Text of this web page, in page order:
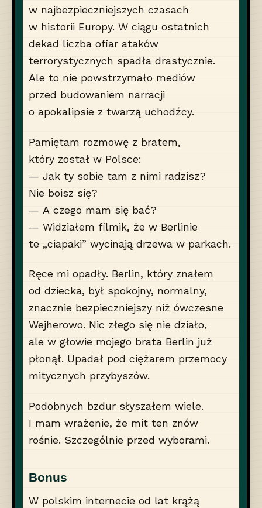
w najbezpieczniejszych czasach
w historii Europy. W ciągu ostatnich
dekad liczba ofiar ataków
terrorystycznych spadła drastycznie.
Ale to nie powstrzymało mediów
przed budowaniem narracji
o apokalipsie z twarzą uchodźcy.
Pamiętam rozmowę z bratem,
który został w Polsce:
— Jak ty sobie tam z nimi radzisz?
Nie boisz się?
— A czego mam się bać?
— Widziałem filmik, że w Berlinie
te „ciapaki” wycinają drzewa w parkach.
Ręce mi opadły. Berlin, który znałem
od dziecka, był spokojny, normalny,
znacznie bezpieczniejszy niż ówczesne
Wejherowo. Nic złego się nie działo,
ale w głowie mojego brata Berlin już
płonął. Upadał pod ciężarem przemocy
mitycznych przybyszów.
Podobnych bzdur słyszałem wiele.
I mam wrażenie, że mit ten znów
rośnie. Szczególnie przed wyborami.
Bonus
W polskim internecie od lat krążą